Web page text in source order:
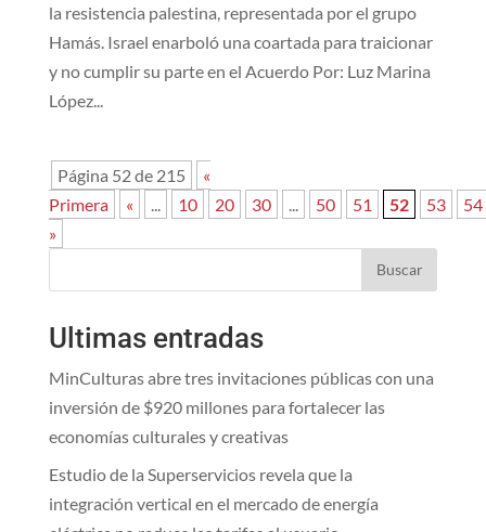
la resistencia palestina, representada por el grupo
Hamás. Israel enarboló una coartada para traicionar
y no cumplir su parte en el Acuerdo Por: Luz Marina
López...
Página 52 de 215
«
Primera
« 10 20 30 50 51 52 53
54
»
Buscar
Ultimas entradas
MinCulturas abre tres invitaciones públicas con una
inversión de $920 millones para fortalecer las
economías culturales y creativas
Estudio de la Superservicios revela que la
integración vertical en el mercado de energía